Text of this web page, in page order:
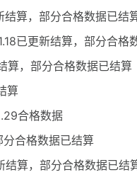
结算，部分合格数据已结
已更新结算，部分合格
算，部分合格数据已结算
算
合格数据
合格数据已结算
算，部分合格数据已结